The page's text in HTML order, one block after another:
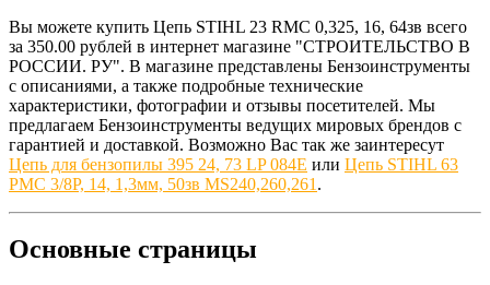
Вы можете купить Цепь STIHL 23 RMC 0,325, 16, 64зв всего
за 350.00 рублей в интернет магазине "СТРОИТЕЛЬСТВО В
РОССИИ. РУ". В магазине представлены Бензоинструменты
с описаниями, а также подробные технические
характеристики, фотографии и отзывы посетителей. Мы
предлагаем Бензоинструменты ведущих мировых брендов с
гарантией и доставкой. Возможно Вас так же заинтересут
Цепь для бензопилы 395 24, 73 LP 084E или Цепь STIHL 63
PMC 3/8Р, 14, 1,3мм, 50зв MS240,260,261 .
Основные страницы